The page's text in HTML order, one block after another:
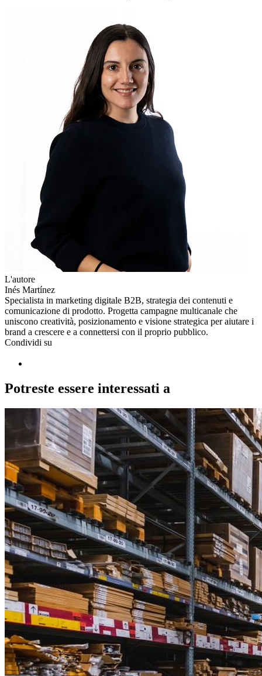
L'autore
Inés Martínez
Specialista in marketing digitale B2B, strategia dei contenuti e
comunicazione di prodotto. Progetta campagne multicanale che
uniscono creatività, posizionamento e visione strategica per aiutare i
brand a crescere e a connettersi con il proprio pubblico.
Condividi su
Potreste essere interessati a